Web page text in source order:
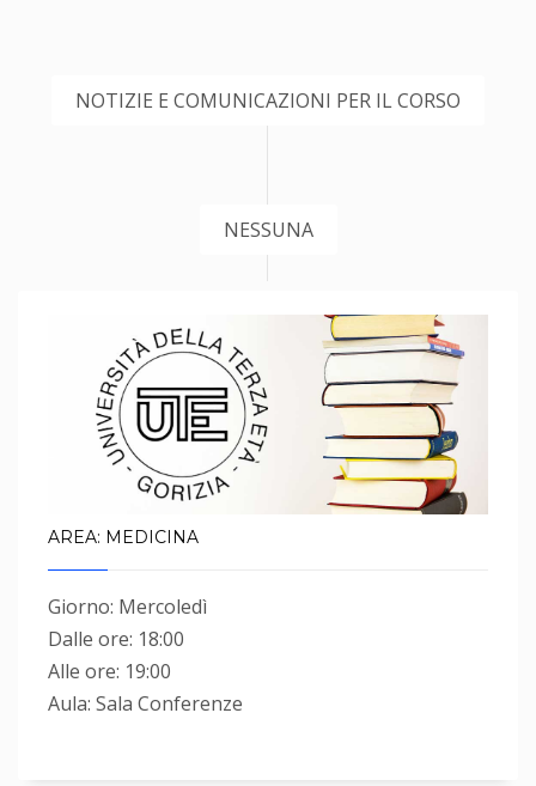
NOTIZIE E COMUNICAZIONI PER IL CORSO
NESSUNA
AREA: MEDICINA
Giorno: Mercoledì
Dalle ore: 18:00
Alle ore: 19:00
Aula: Sala Conferenze